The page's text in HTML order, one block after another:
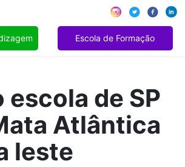
Escola de Formação
de SP
Atlântica
leste